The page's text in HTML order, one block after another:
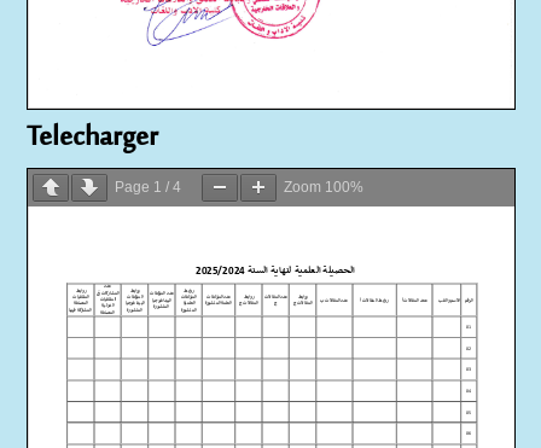
Telecharger
Page 1 /4 Zoom 100%